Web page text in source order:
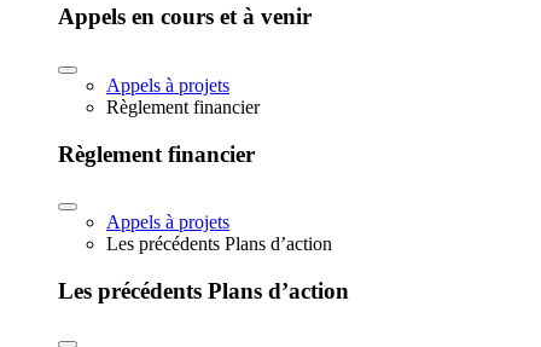
Appels en cours et à venir
Appels à projets
Règlement financier
Règlement financier
Appels à projets
Les précédents Plans d’action
Les précédents Plans d’action